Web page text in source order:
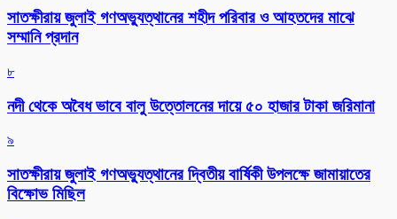
সাতক্ষীরায় জুলাই গণঅভ্যুত্থানের শহীদ পরিবার ও আহতদের মাঝে
সম্মানি প্রদান
৮
নদী থেকে অবৈধ ভাবে বালু উত্তোলনের দায়ে ৫০ হাজার টাকা জরিমানা
৯
সাতক্ষীরায় জুলাই গণঅভ্যুত্থানের দ্বিতীয় বার্ষিকী উপলক্ষে জামায়াতের
বিক্ষোভ মিছিল